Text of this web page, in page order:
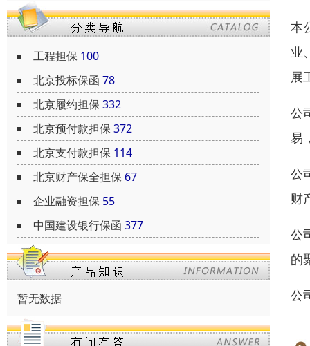
工程担保 100
北京投标保函 78
北京履约担保 332
北京预付款担保 372
北京支付款担保 114
北京财产保全担保 67
企业融资担保 55
中国建设银行保函 377
暂无数据
本
业
展
公
易
公
财
公
的
公